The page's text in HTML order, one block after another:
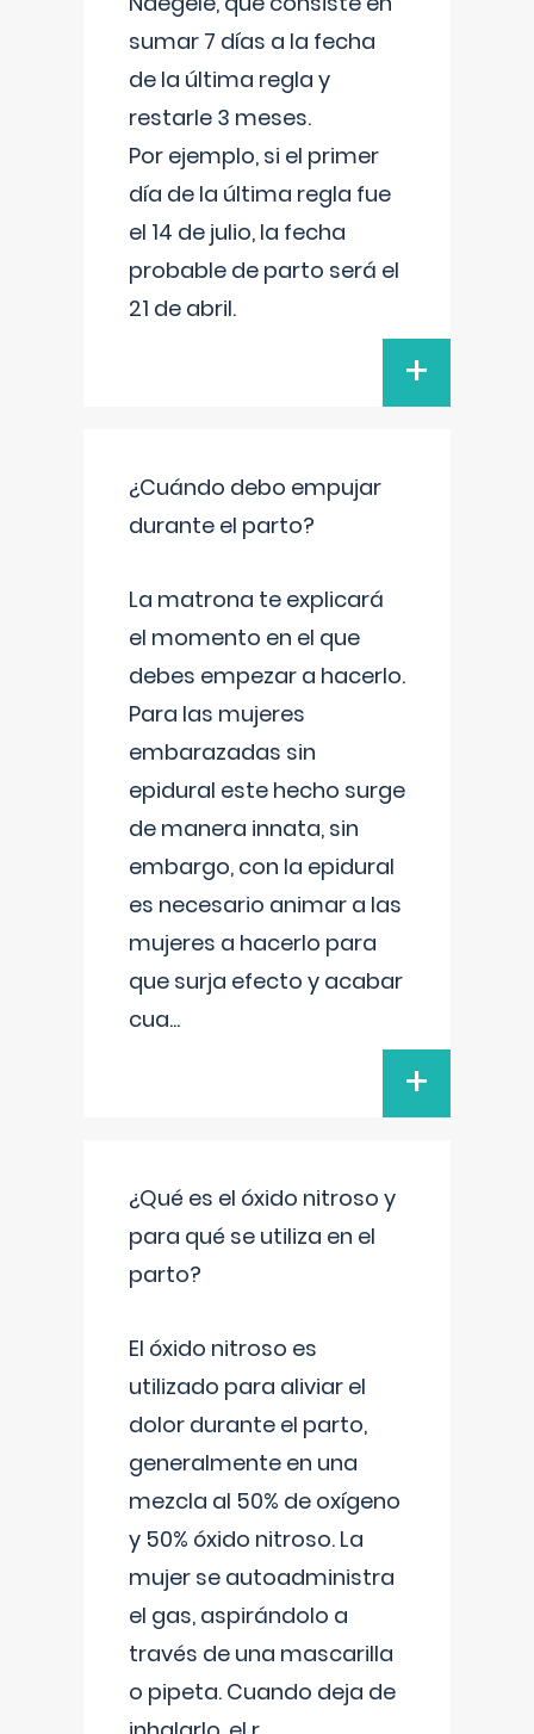
sumar 7 días a la fecha
de la última regla y
restarle 3 meses.
Por ejemplo, si el primer
día de la última regla fue
el 14 de julio, la fecha
probable de parto será el
21 de abril.
+
¿Cuándo debo empujar
durante el parto?
La matrona te explicará
el momento en el que
debes empezar a hacerlo.
Para las mujeres
embarazadas sin
epidural este hecho surge
de manera innata, sin
embargo, con la epidural
es necesario animar a las
mujeres a hacerlo para
que surja efecto y acabar
cua...
+
¿Qué es el óxido nitroso y
para qué se utiliza en el
parto?
El óxido nitroso es
utilizado para aliviar el
dolor durante el parto,
generalmente en una
mezcla al 50% de oxígeno
y 50% óxido nitroso. La
mujer se autoadministra
el gas, aspirándolo a
través de una mascarilla
o pipeta. Cuando deja de